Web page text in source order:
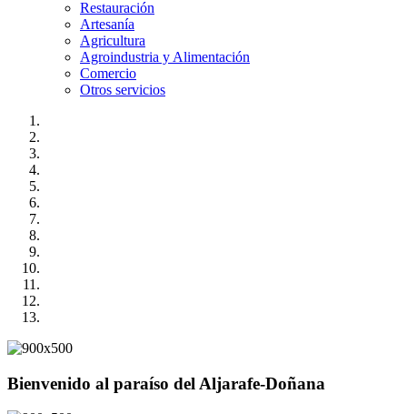
Restauración
Artesanía
Agricultura
Agroindustria y Alimentación
Comercio
Otros servicios
Bienvenido al paraíso del Aljarafe-Doñana